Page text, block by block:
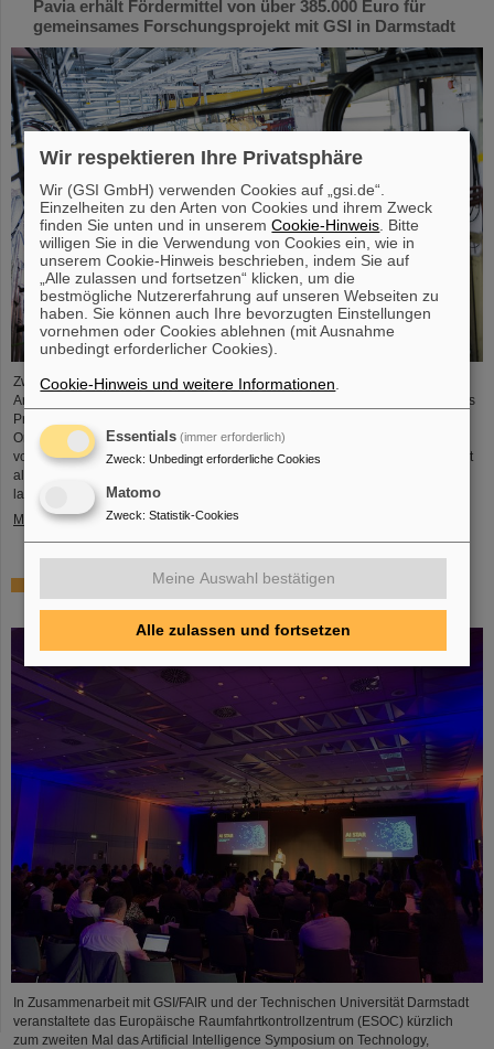
Pavia erhält Fördermittel von über 385.000 Euro für
gemeinsames Forschungsprojekt mit GSI in Darmstadt
Zwei der führenden europäischen Zentren für die Erforschung und
Anwendung schwerer Teilchen in der Onkologie werden sich im Rahmen des
Projekts „CROSS“ zusammentun, um zum ersten Mal in einem lebenden
Organismus zu untersuchen, ob die Sequenz von Kohlenstoffionen gefolgt
von Photonen bei der Behandlung strahlenresistenter Tumoren wirksamer ist
als die umgekehrte Bestrahlungsreihenfolge. Die Studie ist Teil einer
langjährigen Zusammenarbeit, in deren Rahmen....
Mehr »
AISTAR 2023: Förderung von KI-Fortschritten durch
Zusammenarbeit und Innovation
In Zusammenarbeit mit GSI/FAIR und der Technischen Universität Darmstadt
veranstaltete das Europäische Raumfahrtkontrollzentrum (ESOC) kürzlich
zum zweiten Mal das Artificial Intelligence Symposium on Technology,
Wir respektieren Ihre Privatsphäre
Wir (GSI GmbH) verwenden Cookies auf „gsi.de“.
Einzelheiten zu den Arten von Cookies und ihrem Zweck
finden Sie unten und in unseremCookie-Hinweis . Bitte
willigen Sie in die Verwendung von Cookies ein, wie in
unserem Cookie-Hinweis beschrieben, indem Sie auf
„Alle zulassen und fortsetzen“ klicken, um die
bestmögliche Nutzererfahrung auf unseren Webseiten zu
haben. Sie können auch Ihre bevorzugten Einstellungen
vornehmen oder Cookies ablehnen (mit Ausnahme
unbedingt erforderlicher Cookies).
Cookie-Hinweis und weitere Informationen
Essentials (immer erforderlich)
Zweck: Unbedingt erforderliche Cookies
Matomo
Zweck: Statistik-Cookies
Meine Auswahl bestätigen
Alle zulassen und fortsetzen